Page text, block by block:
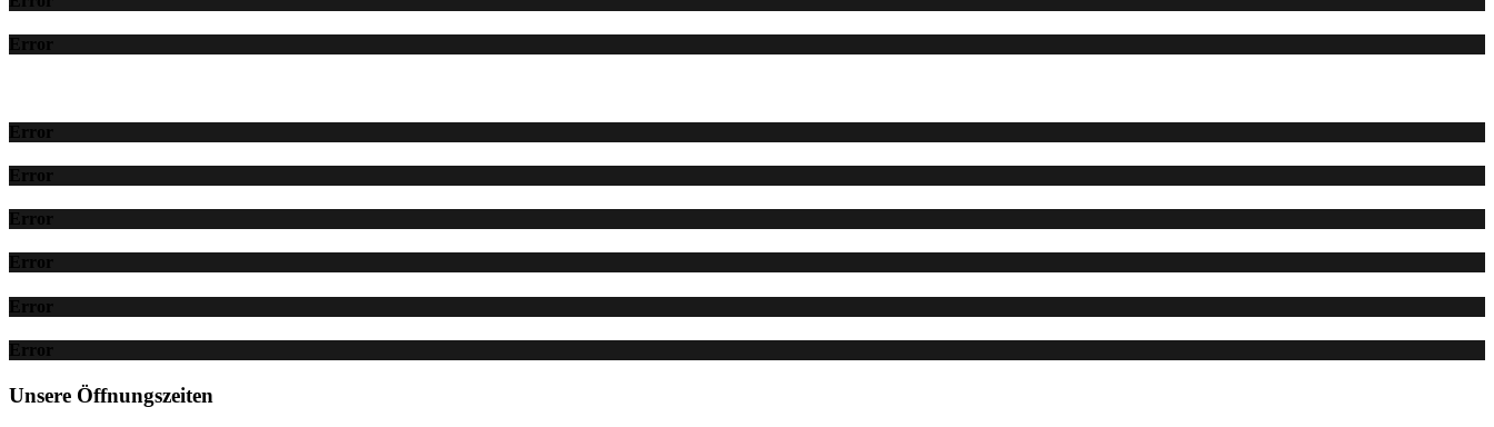
Error
Error
Error
Error
Error
Error
Error
Unsere Öffnungszeiten